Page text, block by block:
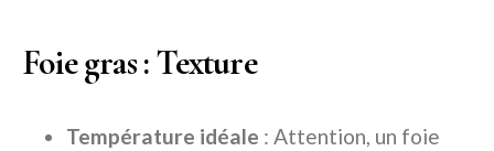
Foie gras : Texture
Température idéale : Attention, un foie